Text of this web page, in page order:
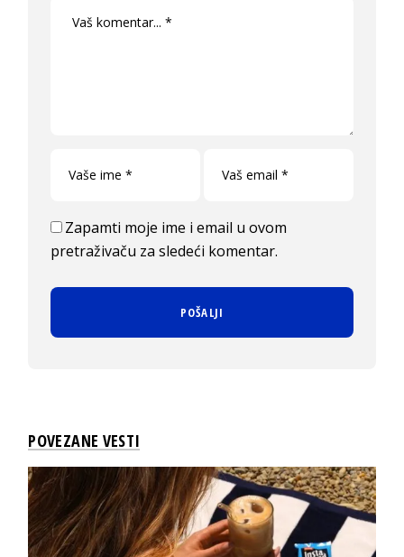
Zapamti moje ime i email u ovom
pretraživaču za sledeći komentar.
POVEZANE VESTI